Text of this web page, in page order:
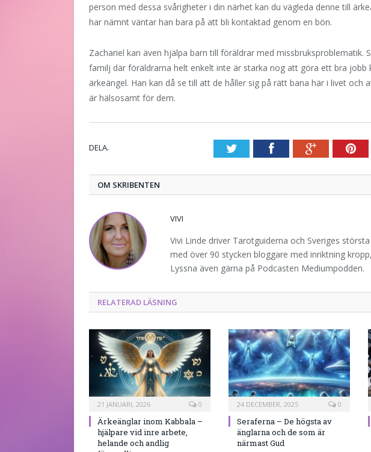
person med dessa svårigheter i din närhet kan du vägleda denne till
har nämnt väntar han bara på att bli kontaktad genom en bön.
Zachariel kan även hjälpa barn till föräldrar med missbruksproblematik.
familj där föräldrarna helt enkelt inte är starka nog att göra ett bra jobb
ärkeängel. Han kan då se till att de håller sig på rätt bana här i livet och
är hälsosamt för dem.
DELA. TwitterFacebookGoogle+
OM SKRIBENTEN
VIVI
Vivi Linde driver Tarotguiderna och Sveriges
med över 90 stycken bloggare med inriktning
Lyssna även gärna på Podcasten Mediumpodden.
RELATERAD LÄSNING
21 JANUARI, 2026 0
Ärkeänglar inom Kabbala –
hjälpare vid inre arbete,
helande och andlig
24 DECEMBER, 2025 0
Seraferna – De högsta av
änglarna och de som är
närmast Gud